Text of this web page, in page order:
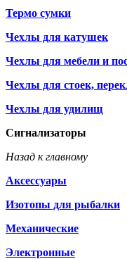
Термо сумки
Чехлы для катушек
Чехлы для мебели и
Чехлы для стоек,
Чехлы для удилищ
Сигнализаторы
Назад к главному
Аксессуары
Изотопы для рыбалки
Механические
Электронные